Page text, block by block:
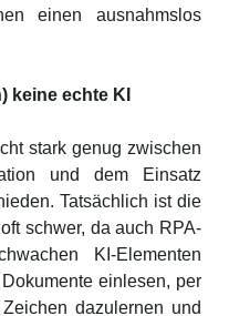
einen ausnahmslos
keine echte KI
stark genug zwischen
und dem Einsatz
Tatsächlich ist die
schwer, da auch RPA-
KI-Elementen
einlesen, per
dazulernen und